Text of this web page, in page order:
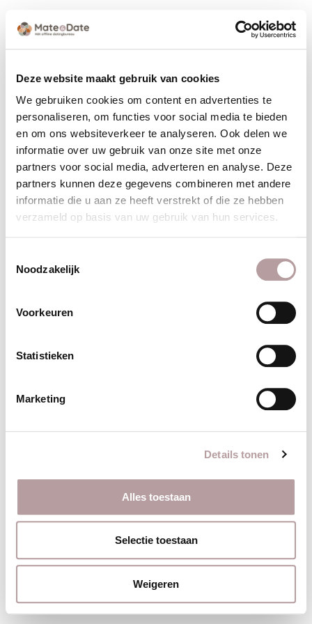
Deze website maakt gebruik van cookies
We gebruiken cookies om content en advertenties te
personaliseren, om functies voor social media te bieden
en om ons websiteverkeer te analyseren. Ook delen we
informatie over uw gebruik van onze site met onze
partners voor social media, adverteren en analyse. Deze
partners kunnen deze gegevens combineren met andere
informatie die u aan ze heeft verstrekt of die ze hebben
verzameld op basis van uw gebruik van hun services.
Noodzakelijk
Voorkeuren
Statistieken
Marketing
Details tonen
Alles toestaan
Selectie toestaan
Weigeren
Festival voorbij? Zomer aan!
matchmaker in van Mate & Date voor na het
Zomerspektakel. Misschien is dit wel jouw beste
“after” van de dag. Spreken we je gauw?
Naam
Leeftijdscategorie
Ja, plan mijn gratis intake